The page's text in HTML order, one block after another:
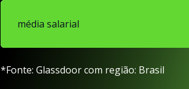
média salarial
*Fonte: Glassdoor com região: Brasil